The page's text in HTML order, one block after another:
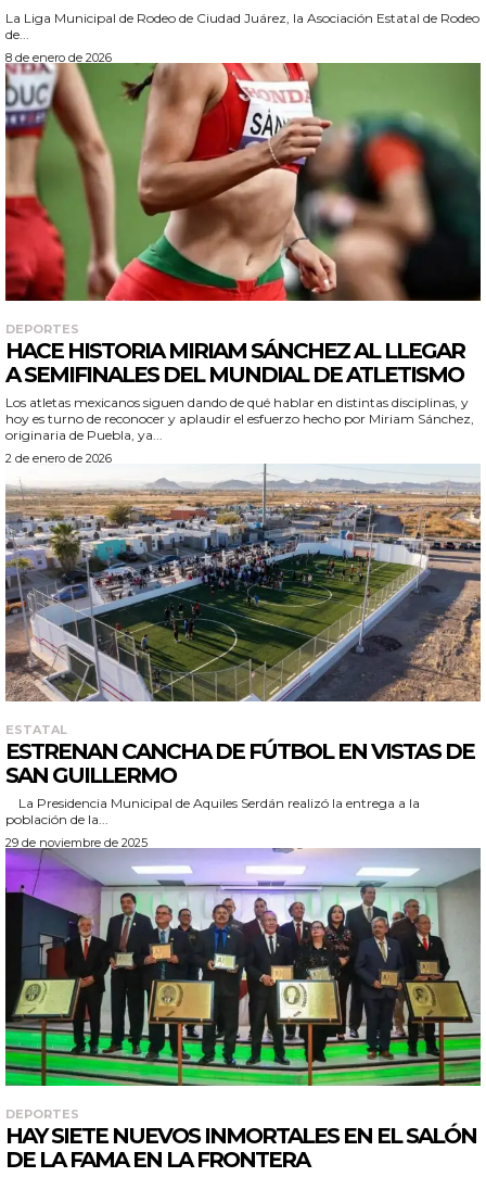
La Liga Municipal de Rodeo de Ciudad Juárez, la Asociación Estatal de Rodeo
de...
8 de enero de 2026
DEPORTES
HACE HISTORIA MIRIAM SÁNCHEZ AL LLEGAR
A SEMIFINALES DEL MUNDIAL DE ATLETISMO
Los atletas mexicanos siguen dando de qué hablar en distintas disciplinas, y
hoy es turno de reconocer y aplaudir el esfuerzo hecho por Miriam Sánchez,
originaria de Puebla, ya...
2 de enero de 2026
ESTATAL
ESTRENAN CANCHA DE FÚTBOL EN VISTAS DE
SAN GUILLERMO
población de la...
29 de noviembre de 2025
DEPORTES
HAY SIETE NUEVOS INMORTALES EN EL SALÓN
DE LA FAMA EN LA FRONTERA